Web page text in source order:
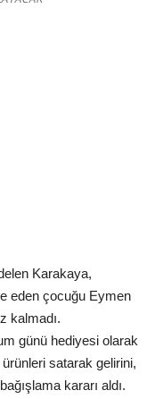
Karakaya,
eden çocuğu Eymen
kalmadı.
günü hediyesi olarak
satarak gelirini,
kararı aldı.